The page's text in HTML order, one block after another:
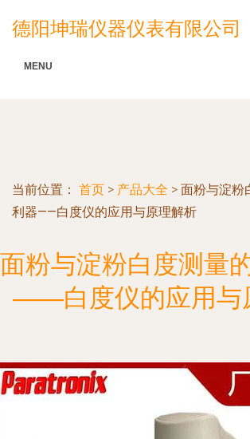
德阳坤瑞仪器仪表有限公司
MENU
当前位置： 首页 > 产品大全 > 面粉与淀粉
利器——白度仪的应用与原理解析
面粉与淀粉白度测量
——白度仪的应用与